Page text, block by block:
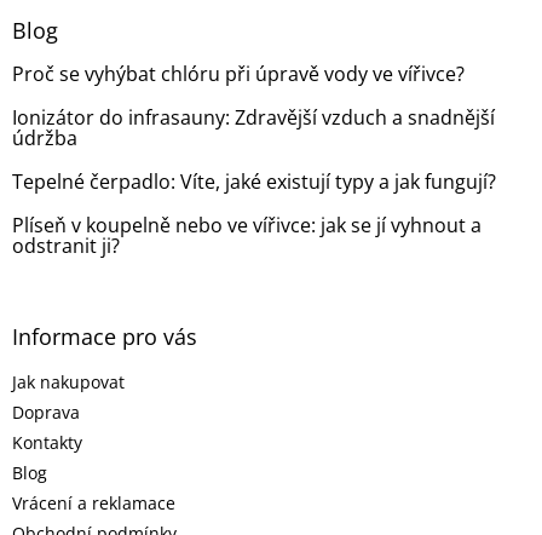
Blog
Proč se vyhýbat chlóru při úpravě vody ve vířivce?
Ionizátor do infrasauny: Zdravější vzduch a snadnější
údržba
Tepelné čerpadlo: Víte, jaké existují typy a jak fungují?
Plíseň v koupelně nebo ve vířivce: jak se jí vyhnout a
odstranit ji?
Informace pro vás
Jak nakupovat
Doprava
Kontakty
Blog
Vrácení a reklamace